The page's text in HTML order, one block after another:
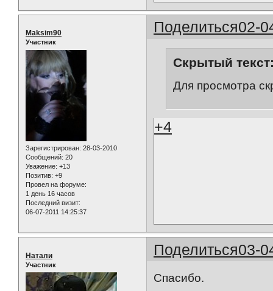
Поделиться02-
Maksim90
Участник
Зарегистрирован: 28-03-2010
Сообщений: 20
Уважение: +13
Позитив: +9
Провел на форуме:
1 день 16 часов
Последний визит:
06-07-2011 14:25:37
Скрытый
Для просмотра
+4
Поделиться03-
Натали
Участник
Спасибо.